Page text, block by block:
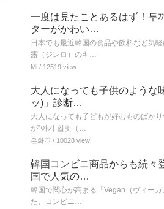
一度は見たことあるはず！두
ターがかわい…
日本でも最近韓国の食品や飲料など気
露（ジンロ）のキ…
Mi / 12519 view
大人になっても子供のような
ッ)」診断…
大人になっても子どもが好むものばか
が”아기 입맛（…
은화♡ / 10028 view
韓国コンビニ商品からも続々
国で人気の…
韓国で関心が高まる「Vegan（ヴィー
た、コンビニ…